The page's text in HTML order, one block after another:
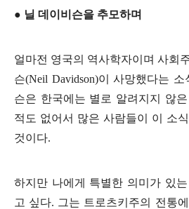
● 닐 데이비슨을 추모하며
얼마전 영국의 역사학자이며 사회
슨(Neil Davidson)이 사망했다는 소
슨은 한국에는 별로 알려지지 않
적도 없어서 많은 사람들이 이 소
것이다.
하지만 나에게 특별한 의미가 있
고 싶다. 그는 트로츠키주의 전통